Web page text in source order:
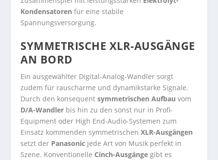
Kondensatoren für eine stabile
Spannungsversorgung.
SYMMETRISCHE XLR-AUSGÄNGE
AN BORD
Ein ausgewählter Digital-Analog-Wandler sorgt
zudem für rauscharme und dynamikstarke Signale.
Durch den konsequentsymmetrischen Aufbau vom
D/A-Wandler bis hin zu den sonst nur in Profi-
Equipment oder High End-Audio-Systemen zum
Einsatz kommenden symmetrischen XLR-Ausgängen
setzt der Panasonic jede Art von Musik perfekt in
Szene. Konventionelle Cinch-Ausgänge gibt es